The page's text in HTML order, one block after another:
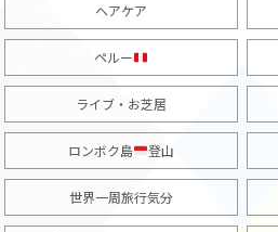
ヘアケア
ペルー
ライブ・お芝居
ロンボク島 登山
世界一周旅行気分